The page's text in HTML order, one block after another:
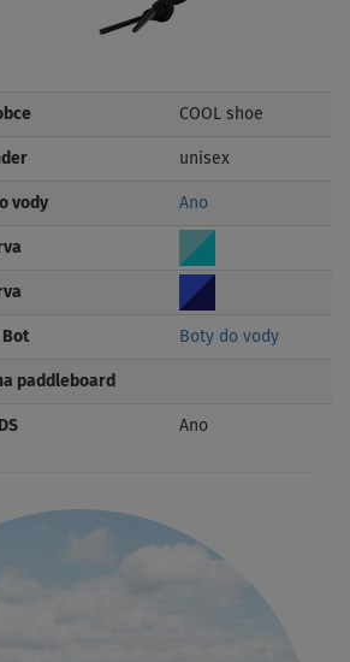
COOL shoe
unisex
vody Ano
Bot Boty do vody
paddleboard
Ano